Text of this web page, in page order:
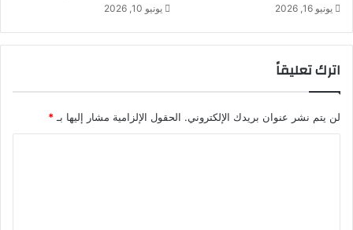
يونيو 16, 2026 يونيو 10, 2026
اترك تعليقاً
لن يتم نشر عنوان بريدك الإلكتروني. الحقول الإلزامية مشار إليها بـ *